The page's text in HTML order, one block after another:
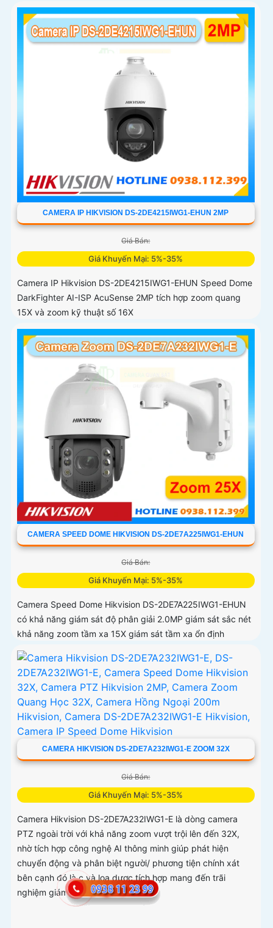
CAMERA IP HIKVISION DS-2DE4215IWG1-EHUN 2MP
Giá Bán:
Giá Khuyến Mại: 5%-35%
Camera IP Hikvision DS-2DE4215IWG1-EHUN Speed Dome
DarkFighter AI-ISP AcuSense 2MP tích hợp zoom quang
15X và zoom kỹ thuật số 16X
CAMERA SPEED DOME HIKVISION DS-2DE7A225IWG1-EHUN
Giá Bán:
Giá Khuyến Mại: 5%-35%
Camera Speed Dome Hikvision DS-2DE7A225IWG1-EHUN
có khả năng giám sát độ phân giải 2.0MP giám sát sắc nét
khả năng zoom tầm xa 15X giám sát tầm xa ổn định
CAMERA HIKVISION DS-2DE7A232IWG1-E ZOOM 32X
Giá Bán:
Giá Khuyến Mại: 5%-35%
Camera Hikvision DS-2DE7A232IWG1-E là dòng camera
PTZ ngoài trời với khả năng zoom vượt trội lên đến 32X,
nhờ tích hợp công nghệ AI thông minh giúp phát hiện
chuyển động và phân biệt người/ phương tiện chính xát
bên cạnh đó là c và loa dược tích hợp mang đến trãi
nghiệm giám sát có âm thanh